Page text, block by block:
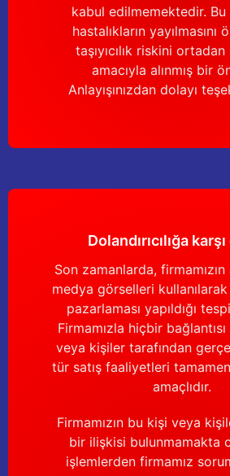
kabul edilmemektedir. Bu
hastalıkların yayılmasını
taşıyıcılık riskini
amacıyla alınmış bir
Anlayışınızdan dolayı
Dolandırıcılığa
Son zamanlarda,
medya görselleri kullanılarak
pazarlaması yapıldığı
Firmamızla hiçbir
veya kişiler tarafından
tür satış faaliyetleri tamamen
amaçlıdır.
Firmamızın bu kişi veya
bir ilişkisi bulunmamakta
işlemlerden firmamız